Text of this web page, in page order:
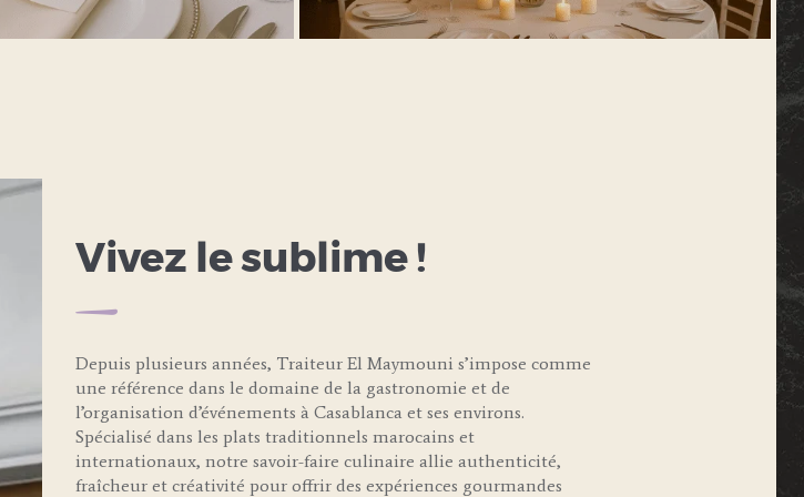
LEARN MORE
Vivez le sublime !
Depuis plusieurs années, Traiteur El Maymouni s’impose comme
une référence dans le domaine de la gastronomie et de
l’organisation d’événements à Casablanca et ses environs.
Spécialisé dans les plats traditionnels marocains et
internationaux, notre savoir-faire culinaire allie authenticité,
fraîcheur et créativité pour offrir des expériences gourmandes